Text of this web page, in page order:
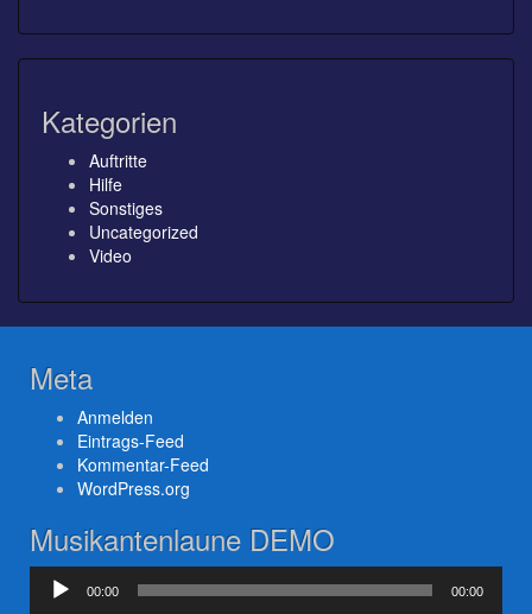
Kategorien
Auftritte
Hilfe
Sonstiges
Uncategorized
Video
Meta
Anmelden
Eintrags-Feed
Kommentar-Feed
WordPress.org
Musikantenlaune DEMO
Audio-
Player
00:00 00:00